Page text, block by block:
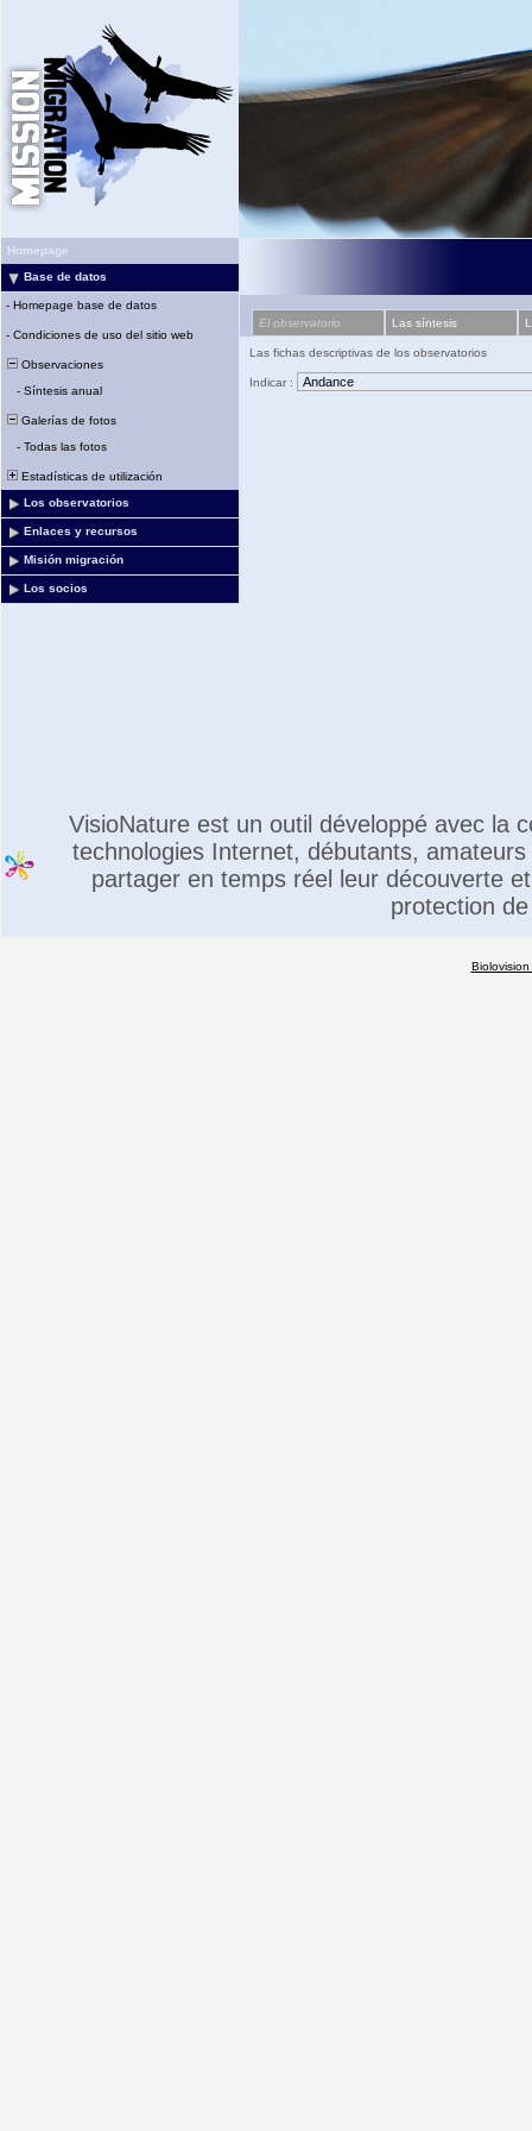
Homepage
Base de datos
- Homepage base de datos
- Condiciones de uso del sitio web
Observaciones
- Síntesis anual
Galerías de fotos
- Todas las fotos
Estadísticas de utilización
Los observatorios
Enlaces y recursos
Misión migración
Los socios
El observatorio Las síntesis
Las fichas descriptivas de los observatorios
Indicar :
VisioNature est un outil développé avec la
technologies Internet, débutants,
partager en temps réel leur découverte
protection
Biolovision